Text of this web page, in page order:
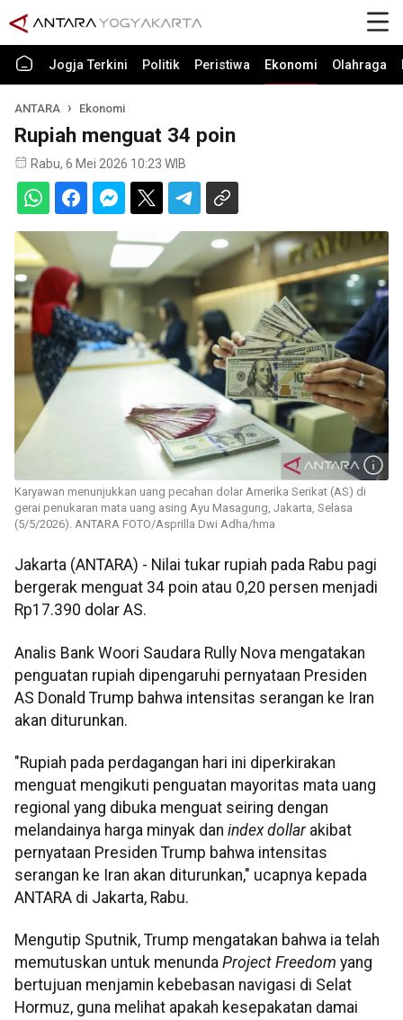
Jogja Terkini Politik Peristiwa Ekonomi Olahraga
ANTARA Ekonomi
Rupiah menguat 34 poin
Rabu, 6 Mei 2026 10:23 WIB
Karyawan menunjukkan uang pecahan dolar Amerika Serikat (AS) di
gerai penukaran mata uang asing Ayu Masagung, Jakarta, Selasa
(5/5/2026). ANTARA FOTO/Asprilla Dwi Adha/hma
Jakarta (ANTARA) - Nilai tukar rupiah pada Rabu pagi
bergerak menguat 34 poin atau 0,20 persen menjadi
Rp17.390 dolar AS.
Analis Bank Woori Saudara Rully Nova mengatakan
penguatan rupiah dipengaruhi pernyataan Presiden
AS Donald Trump bahwa intensitas serangan ke Iran
akan diturunkan.
"Rupiah pada perdagangan hari ini diperkirakan
menguat mengikuti penguatan mayoritas mata uang
regional yang dibuka menguat seiring dengan
melandainya harga minyak dan index dollarakibat
pernyataan Presiden Trump bahwa intensitas
serangan ke Iran akan diturunkan," ucapnya kepada
ANTARA di Jakarta, Rabu.
Mengutip Sputnik, Trump mengatakan bahwa ia telah
memutuskan untuk menunda Project Freedom yang
bertujuan menjamin kebebasan navigasi di Selat
Hormuz, guna melihat apakah kesepakatan damai